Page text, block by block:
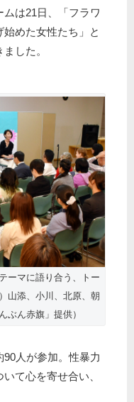
は21日、「フラワ
めた女性たち」と
した。
ーマに語り合う、トー
山添、小川、北原、朝
ぶん赤旗」提供）
人が参加。性暴力
て心を寄せ合い、